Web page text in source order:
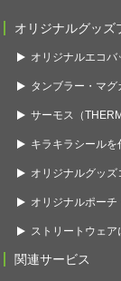
オリジナルグッズ
オリジナルエコバ
タンブラー・マ
サーモス（
キラキラシールを
オリジナルグッズ
オリジナルポーチ
ストリートウェア
関連サービス